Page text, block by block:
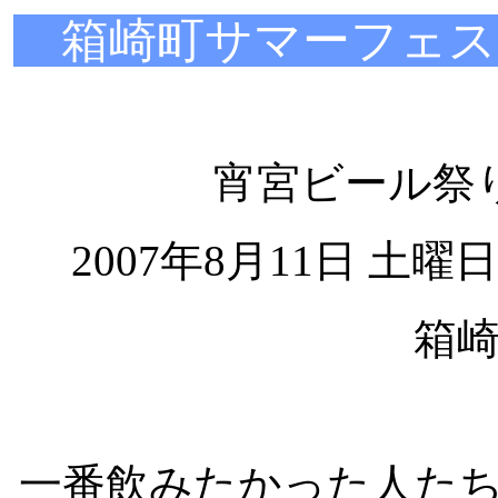
箱崎町サマーフェ
宵宮ビール祭
2007年8月11日 土曜
箱
一番飲みたかった人た